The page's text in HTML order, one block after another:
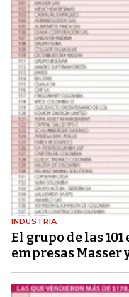
INDUSTRIA
El grupo de las
empresas Masser